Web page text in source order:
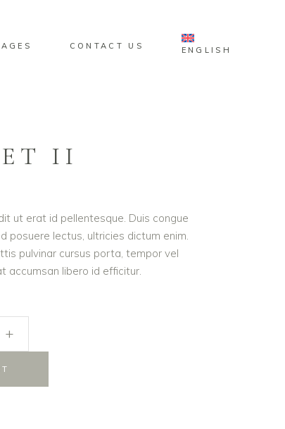
CONTACT US ENGLISH
II
ut erat id pellentesque. Duis congue
posuere lectus, ultricies dictum enim.
pulvinar cursus porta, tempor vel
accumsan libero id efficitur.
+